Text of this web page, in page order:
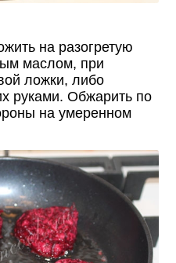
на разогретую
маслом, при
ложки, либо
руками. Обжарить по
на умеренном